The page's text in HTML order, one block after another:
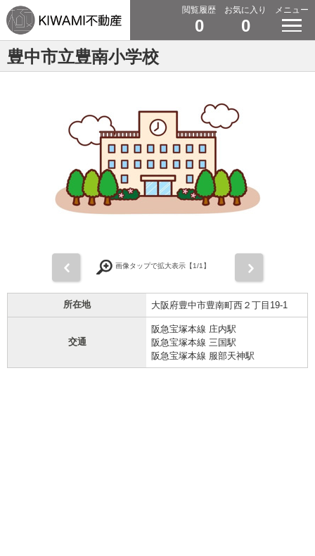
閲覧履歴
0
お気に入り
0
メニュー
豊中市立豊南小学校
画像タップで拡大表示【1/1】
所在地 大阪府豊中市豊南町西２丁目19-1
交通
阪急宝塚本線 庄内駅
阪急宝塚本線 三国駅
阪急宝塚本線 服部天神駅